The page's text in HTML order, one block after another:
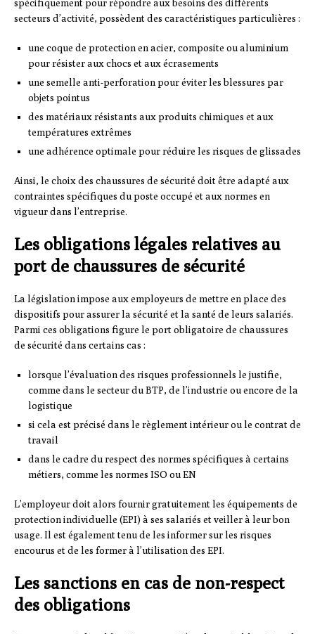
spécifiquement pour répondre aux besoins des différents
secteurs d’activité, possèdent des caractéristiques particulières :
une coque de protection en acier, composite ou aluminium
pour résister aux chocs et aux écrasements
une semelle anti-perforation pour éviter les blessures par
objets pointus
des matériaux résistants aux produits chimiques et aux
températures extrêmes
une adhérence optimale pour réduire les risques de glissades
Ainsi, le choix des chaussures de sécurité doit être adapté aux
contraintes spécifiques du poste occupé et aux normes en
vigueur dans l’entreprise.
Les obligations légales relatives au
port de chaussures de sécurité
La législation impose aux employeurs de mettre en place des
dispositifs pour assurer la sécurité et la santé de leurs salariés.
Parmi ces obligations figure le port obligatoire de chaussures
de sécurité dans certains cas :
lorsque l’évaluation des risques professionnels le justifie,
comme dans le secteur du BTP, de l’industrie ou encore de la
logistique
si cela est précisé dans le règlement intérieur ou le contrat de
travail
dans le cadre du respect des normes spécifiques à certains
métiers, comme les normes ISO ou EN
L’employeur doit alors fournir gratuitement les équipements de
protection individuelle (EPI) à ses salariés et veiller à leur bon
usage. Il est également tenu de les informer sur les risques
encourus et de les former à l’utilisation des EPI.
Les sanctions en cas de non-respect
des obligations